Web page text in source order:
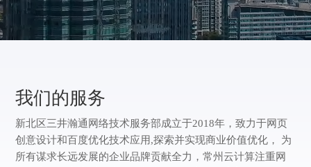
案
例
们
我们的服务
新北区三井瀚通网络技术服务部成立于2018年，致力于网页
创意设计和百度优化技术应用,探索并实现商业价值优化， 为
所有谋求长远发展的企业品牌贡献全力，常州云计算注重网